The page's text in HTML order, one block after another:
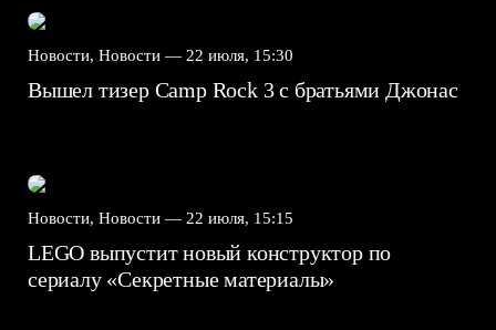
Новости, Новости — 22 июля, 15:30
Вышел тизер Camp Rock 3 с братьями Джонас
Новости, Новости — 22 июля, 15:15
LEGO выпустит новый конструктор по
сериалу «Секретные материалы»